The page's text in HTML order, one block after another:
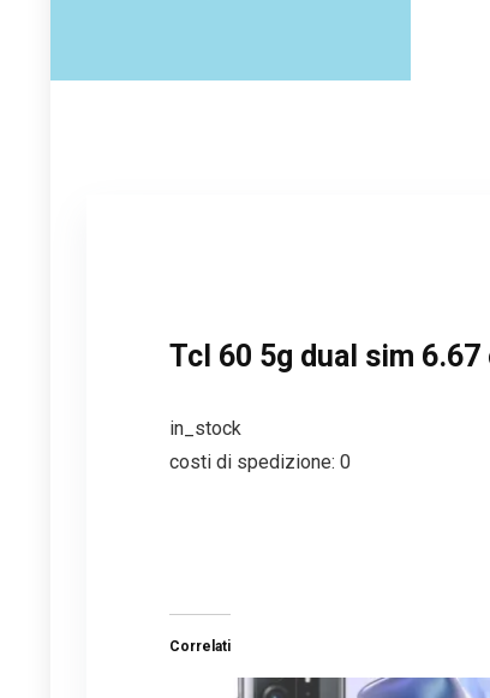
Tcl 60 5g dual sim
in_stock
costi di spedizione: 0
Correlati